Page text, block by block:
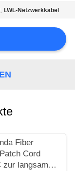
,LWL-Netzwerkkabel
Fiber
Cord
zur langsamen